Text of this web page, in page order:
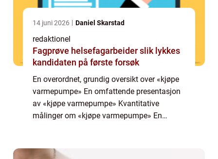
14 juni 2026 Daniel Skarstad
redaktionel
Fagprøve helsefagarbeider slik lykkes
kandidaten på første forsøk
En overordnet, grundig oversikt over «kjøpe
varmepumpe» En omfattende presentasjon
av «kjøpe varmepumpe» Kvantitative
målinger om «kjøpe varmepumpe» En